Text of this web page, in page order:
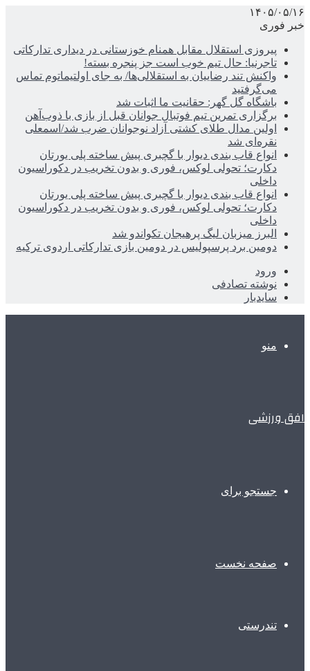
۱۴۰۵/۰۵/۱۶
خبر فوری
پیروزی استقلال مقابل همنام خوزستانی در دیداری تدارکاتی
تاجرنیا: حال تیم خوب است جز پنجره بسته!
واکنش تند رضاییان به استقلالی‌ها/ به جای اولتیماتوم تماس
می‌گرفتید
باشگاه گل گهر: حقانیت ما اثبات شد
برگزاری تمرین تیم فوتبال جوانان قبل از بازی با ذوب‌آهن
اولین مدال طلای کشتی آزاد نوجوانان ضرب شد/اسمعلی
نقره‌ای شد
انواع قاب بندی دیوار با گچبری پیش ساخته پلی یورتان
دکارت؛ تحولی لوکس، فوری و بدون تخریب در دکوراسیون
داخلی
انواع قاب بندی دیوار با گچبری پیش ساخته پلی یورتان
دکارت؛ تحولی لوکس، فوری و بدون تخریب در دکوراسیون
داخلی
البرز میزبان لیگ پرهیجان تکواندو شد
دومین برد پرسپولیس در دومین بازی تدارکاتی اردوی ترکیه
ورود
نوشته تصادفی
سایدبار
منو
افق ورزشی
جستجو برای
صفحه نخست
تندرستی